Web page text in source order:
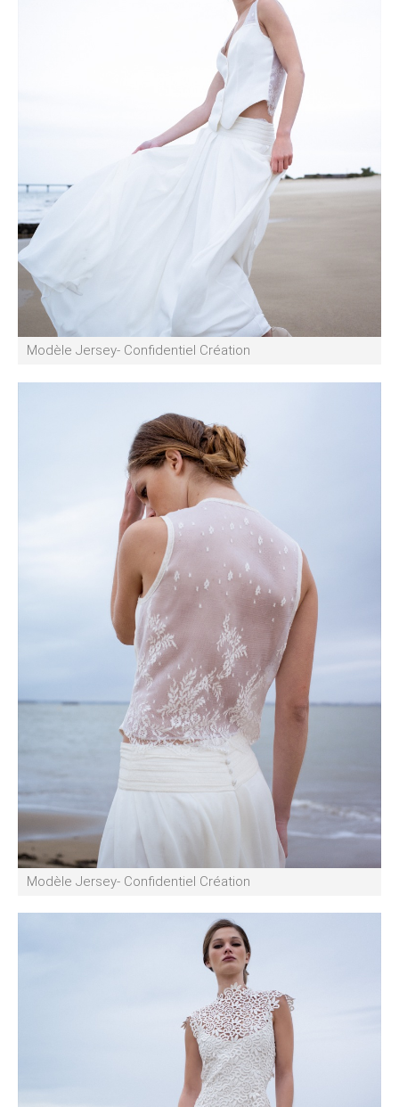
Modèle Jersey- Confidentiel Création
Modèle Jersey- Confidentiel Création